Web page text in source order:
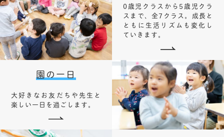
0歳児クラスから5歳児クラ
スまで、全7クラス。成長と
ともに生活リズムも変化し
ていきます。
園の一日
大好きなお友だちや先生と
楽しい一日を過ごします。